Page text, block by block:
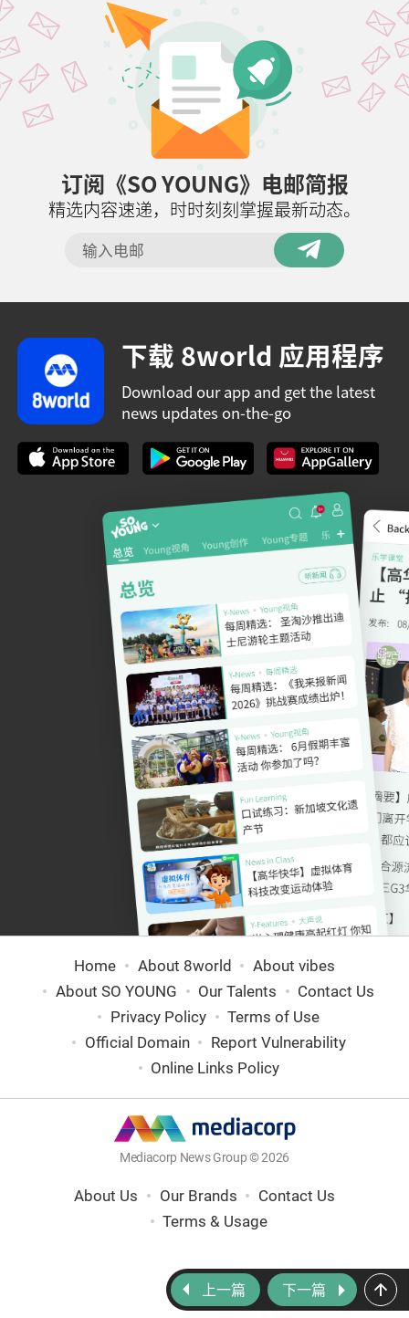
订阅《SO YOUNG》电邮简报
精选内容速递，时时刻刻掌握最新动态。
下载 8world 应用程序
Download our app and get the latest
news updates on-the-go
Home About 8world
About vibes
About SO YOUNG
Our Talents
Contact Us
Privacy Policy
Terms of Use
Official Domain
Report Vulnerability
Online Links Policy
上一篇 下一篇
Mediacorp News Group © 2026
About Us Our Brands
Contact Us
Terms & Usage